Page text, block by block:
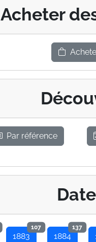
Acheter
Par référence
1883
107
1884
137